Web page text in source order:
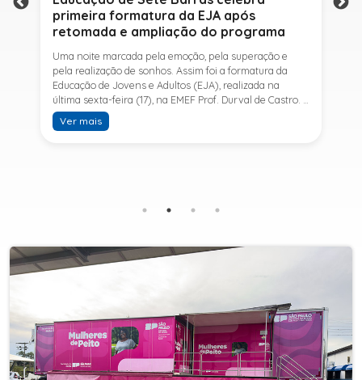
primeira formatura da EJA após
retomada e ampliação do programa
Uma noite marcada pela emoção, pela superação e
pela realização de sonhos. Assim foi a formatura da
Educação de Jovens e Adultos (EJA), realizada na
última sexta-feira (17), na EMEF Prof. Durval de Castro. A
cerimônia celebrou a conclusão dos estudos de 53
alunos e entrou para a história ao marcar a primeira
SESI, ampliando o acesso à educação e oferecendo uma
retomar os estudos.A última turma da Educação de
Jovens e Adultos formada pelo município foi em 2016,
oferecida em Sete Barras e, a partir de agosto de 2025,
passou por uma importante ampliação. Em parceria
com o SESI, a Prefeitura passou a disponibilizar também
o Ensino Fundamental II (6º ao 9º ano) e o Ensino
Médio, ampliando significativamente as oportunidades
para que jovens e adultos concluam sua formação.A
Ver mais